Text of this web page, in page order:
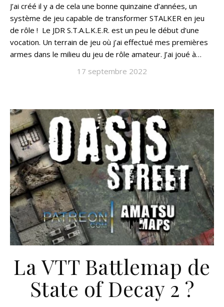
J’ai créé il y a de cela une bonne quinzaine d’années, un
système de jeu capable de transformer STALKER en jeu
de rôle ! Le JDR S.T.A.L.K.E.R. est un peu le début d’une
vocation. Un terrain de jeu où j’ai effectué mes premières
armes dans le milieu du jeu de rôle amateur. J’ai joué à…
17 septembre 2022
La VTT Battlemap de
State of Decay 2 ?